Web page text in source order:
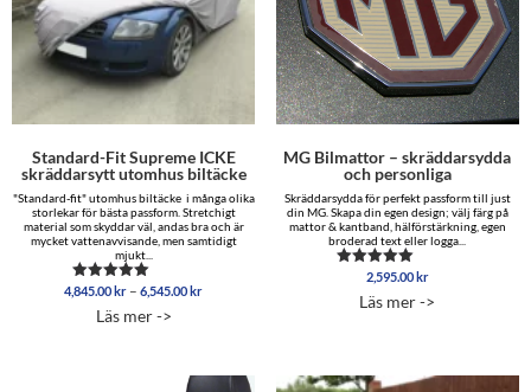
Standard-Fit Supreme ICKE
skräddarsytt utomhus biltäcke
"Standard-fit" utomhus biltäcke i många olika
storlekar för bästa passform. Stretchigt
material som skyddar väl, andas bra och är
mycket vattenavvisande, men samtidigt
mjukt...
Betygsatt
av 5
4,845.00kr – 6,545.00krPrisintervall:
Läs mer ->
MG Bilmattor – skräddarsydda
och personliga
Skräddarsydda för perfekt passform till just
din MG. Skapa din egen design; välj färg på
mattor & kantband, hälförstärkning, egen
broderad text eller logga...
Betygsatt
av 5
2,595.00kr
Läs mer ->